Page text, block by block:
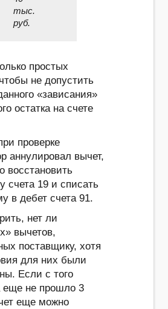
тыс.
руб.
простых
не допустить
«зависания»
остатка на счете
проверке
аннулировал вычет,
восстановить
счета 19 и списать
в дебет счета 91.
нет ли
вычетов,
поставщику, хотя
для них были
Если с того
еще не прошло 3
еще можно